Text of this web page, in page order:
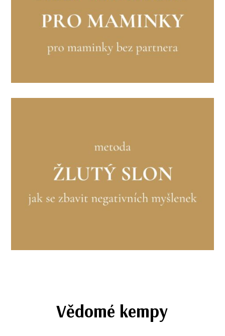
Vědomé kempy